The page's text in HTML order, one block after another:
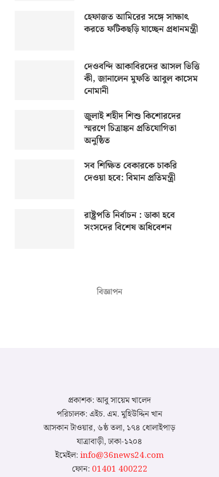
হেফাজত আমিরের সঙ্গে সাক্ষাৎ
করতে ফটিকছড়ি যাচ্ছেন প্রধানমন্ত্রী
দেওবন্দি আকাবিরদের আসল ভিত্তি
কী, জানালেন মুফতি আবুল কাসেম
নোমানী
জুলাই শহীদ শিশু কিশোরদের
স্মরণে চিত্রাঙ্কন প্রতিযোগিতা
অনুষ্ঠিত
সব শিক্ষিত বেকারকে চাকরি
দেওয়া হবে: বিমান প্রতিমন্ত্রী
রাষ্ট্রপতি নির্বাচন : ডাকা হবে
সংসদের বিশেষ অধিবেশন
বিজ্ঞাপন
প্রকাশক: আবু সায়েম খালেদ
পরিচালক: এইচ. এম. মুহিউদ্দিন খান
আসকান টাওয়ার, ৬ষ্ঠ তলা, ১৭৪ ধোলাইপাড়
যাত্রাবাড়ী, ঢাকা-১২০৪
ইমেইল:info@36news24.com
ফোন: 01401 400222